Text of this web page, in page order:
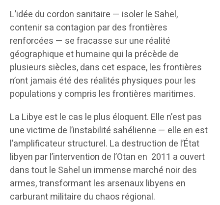
L’idée du cordon sanitaire — isoler le Sahel,
contenir sa contagion par des frontières
renforcées — se fracasse sur une réalité
géographique et humaine qui la précède de
plusieurs siècles, dans cet espace, les frontières
n’ont jamais été des réalités physiques pour les
populations y compris les frontières maritimes.
La Libye est le cas le plus éloquent. Elle n’est pas
une victime de l’instabilité sahélienne — elle en est
l’amplificateur structurel. La destruction de l’État
libyen par l’intervention de l’Otan en 2011 a ouvert
dans tout le Sahel un immense marché noir des
armes, transformant les arsenaux libyens en
carburant militaire du chaos régional.